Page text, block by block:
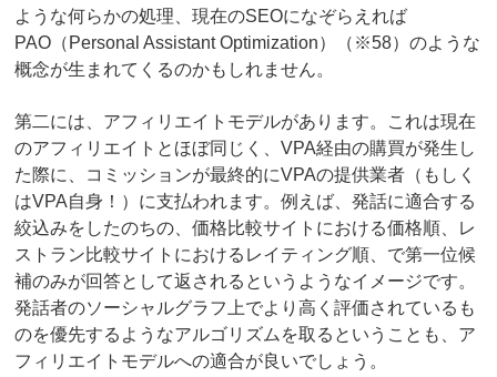
ような何らかの処理、現在のSEOになぞらえれば
PAO（Personal Assistant Optimization）（※58）のような
概念が生まれてくるのかもしれません。
第二には、アフィリエイトモデルがあります。これは現在
のアフィリエイトとほぼ同じく、VPA経由の購買が発生し
た際に、コミッションが最終的にVPAの提供業者（もしく
はVPA自身！）に支払われます。例えば、発話に適合する
絞込みをしたのちの、価格比較サイトにおける価格順、レ
ストラン比較サイトにおけるレイティング順、で第一位候
補のみが回答として返されるというようなイメージです。
発話者のソーシャルグラフ上でより高く評価されているも
のを優先するようなアルゴリズムを取るということも、ア
フィリエイトモデルへの適合が良いでしょう。